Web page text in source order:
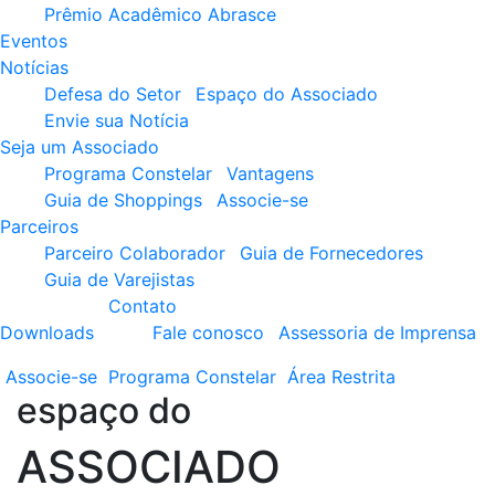
Prêmio Acadêmico Abrasce
Eventos
Notícias
Defesa do Setor
Espaço do Associado
Envie sua Notícia
Seja um Associado
Programa Constelar
Vantagens
Guia de Shoppings
Associe-se
Parceiros
Parceiro Colaborador
Guia de Fornecedores
Guia de Varejistas
Downloads
Contato
Fale conosco
Assessoria de Imprensa
Associe-se Programa Constelar Área Restrita
espaço do
ASSOCIADO